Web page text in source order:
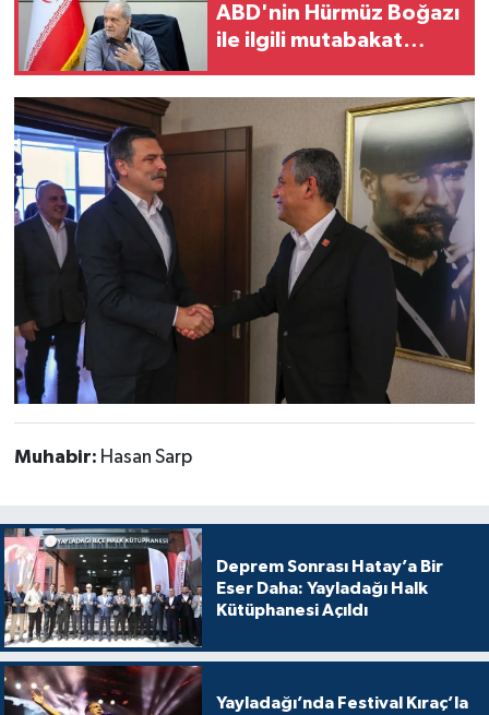
ABD'nin Hürmüz Boğazı
ile ilgili mutabakat
verdik
Muhabir: Hasan Sarp
Deprem Sonrası Hatay’a Bir
Eser Daha: Yayladağı Halk
Kütüphanesi Açıldı
Yayladağı’nda Festival Kıraç’la